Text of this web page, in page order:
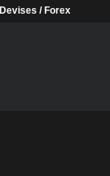
Devises / Forex